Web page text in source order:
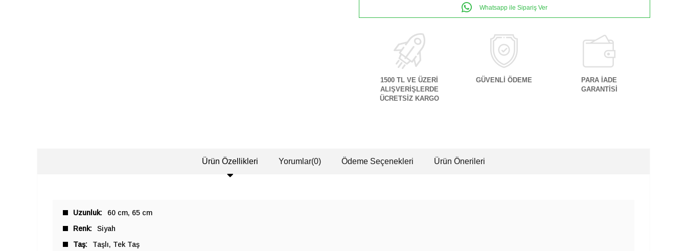
Whatsapp ile Sipariş Ver
1500 TL VE ÜZERİ
ALIŞVERİŞLERDE
ÜCRETSİZ KARGO
GÜVENLİ ÖDEME
PARA İADE
GARANTİSİ
Ürün Özellikleri Yorumlar(0) Ödeme Seçenekleri Ürün Önerileri
Uzunluk 60 cm 65 cm
Renk
Siyah
Taş
Taşlı Tek Taş